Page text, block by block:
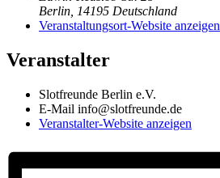
Berlin 14195 Deutschland
Veranstaltungsort-Website anzeigen
Veranstalter
Slotfreunde Berlin e.V.
E-Mail info@slotfreunde.de
Veranstalter-Website anzeigen